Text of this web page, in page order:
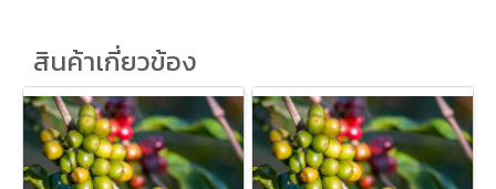
สินค้าเกี่ยวข้อง